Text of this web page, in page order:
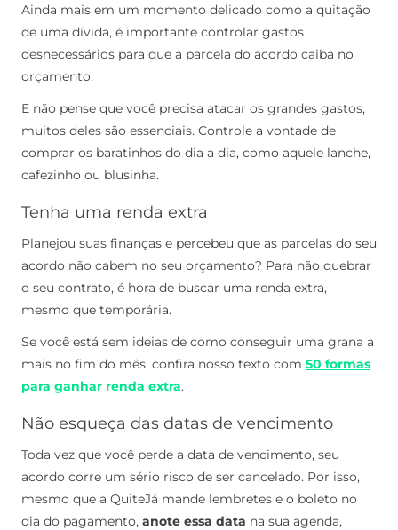
Ainda mais em um momento delicado como a quitação
de uma dívida, é importante controlar gastos
desnecessários para que a parcela do acordo caiba no
orçamento.
E não pense que você precisa atacar os grandes gastos,
muitos deles são essenciais. Controle a vontade de
comprar os baratinhos do dia a dia, como aquele lanche,
cafezinho ou blusinha.
Tenha uma renda extra
Planejou suas finanças e percebeu que as parcelas do seu
acordo não cabem no seu orçamento? Para não quebrar
o seu contrato, é hora de buscar uma renda extra,
mesmo que temporária.
Se você está sem ideias de como conseguir uma grana a
mais no fim do mês, confira nosso texto com 50 formas
para ganhar renda extra.
Não esqueça das datas de vencimento
Toda vez que você perde a data de vencimento, seu
acordo corre um sério risco de ser cancelado. Por isso,
mesmo que a QuiteJá mande lembretes e o boleto no
dia do pagamento, anote essa data na sua agenda,